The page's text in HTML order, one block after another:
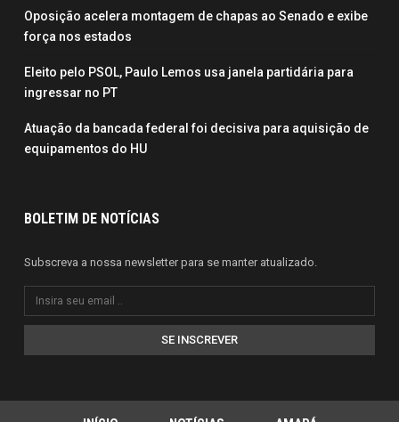
Oposição acelera montagem de chapas ao Senado e exibe
força nos estados
Eleito pelo PSOL, Paulo Lemos usa janela partidária para
ingressar no PT
Atuação da bancada federal foi decisiva para aquisição de
equipamentos do HU
BOLETIM DE NOTÍCIAS
Subscreva a nossa newsletter para se manter atualizado.
SE INSCREVER